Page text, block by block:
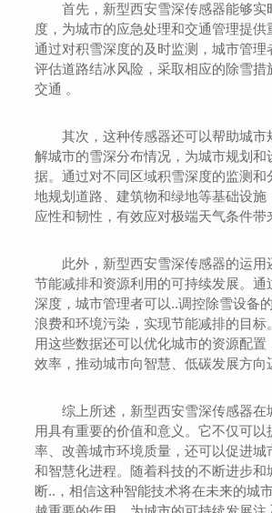
首先，新型西安雪深传感器能够实
度，为城市的应急处理和交通管理提供
通过对积雪深度的及时监测，城市管理
评估道路结冰风险，采取相应的除雪措
交通 。
其次，这种传感器还可以帮助城市
解城市的雪深分布情况，为城市规划和
据。通过对不同区域积雪深度的监测和
地规划道路、建筑物和绿地等基础设施
应性和韧性，有效应对极端天气条件带
此外，新型西安雪深传感器的运用
节能减排和资源利用的可持续发展。通
深度，城市管理者可以..调控除雪设备
浪费和环境污染，实现节能减排的目标
用这些数据还可以优化城市的资源配置
效率，推动城市向智慧、低碳发展方向
综上所述，新型西安雪深传感器在
用具有重要的价值和意义。它不仅可以
率、改善城市环境质量，还可以促进城
和智慧化进程。随着科技的不断进步和
断..，相信这种智能技术将在未来的城